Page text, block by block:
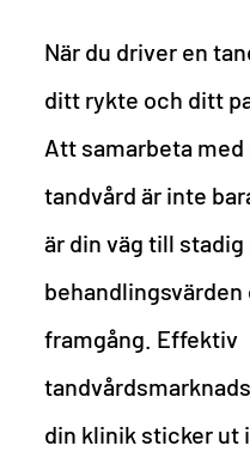
När du driver en
ditt rykte och ditt
Att samarbeta
tandvård är inte
är din väg till
framgång. Effektiv
din klinik sticker ut